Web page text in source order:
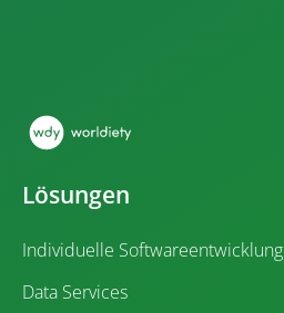
Lösungen
Individuelle Softwareentwicklung
Data Services